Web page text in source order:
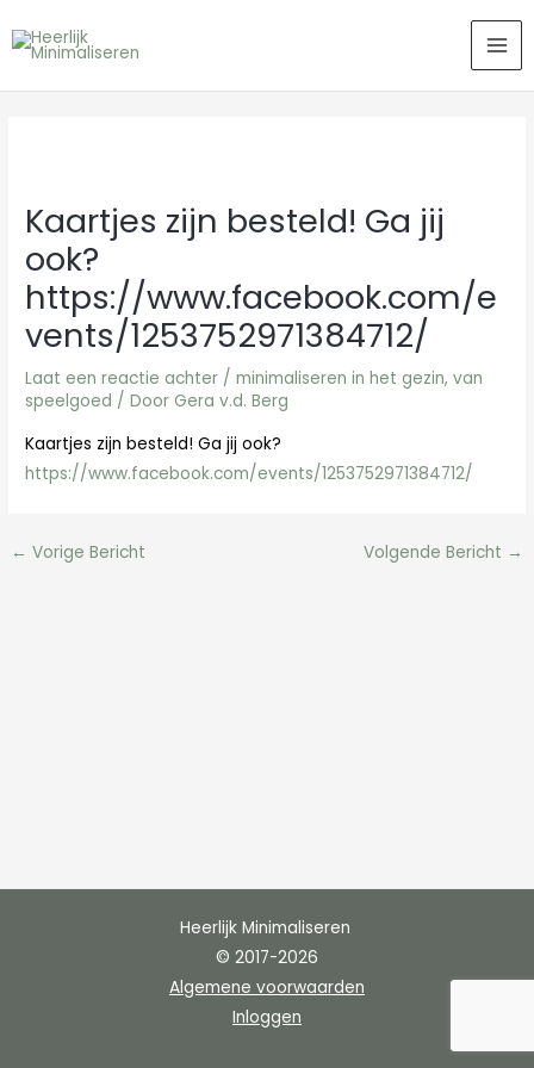
naar
Kaartjes zijn besteld! Ga jij
ook?
https://www.facebook.com/e
vents/1253752971384712/
Laat een reactie achter /minimaliseren in het gezin,van
speelgoed / Door Gera v.d. Berg
Kaartjes zijn besteld! Ga jij ook?
https://www.facebook.com/events/1253752971384712/
← Vorige Bericht Volgende Bericht →
Heerlijk Minimaliseren
© 2017-2026
Algemene voorwaarden
Inloggen